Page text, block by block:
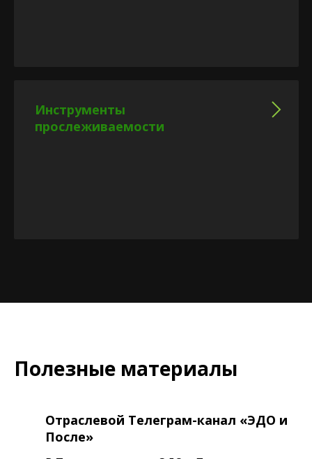
Инструменты
прослеживаемости
Полезные материалы
Отраслевой Телеграм-канал «ЭДО и
После»